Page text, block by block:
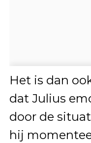
Het is dan
dat Julius
door de
hij